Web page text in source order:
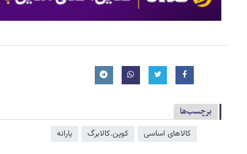
برچسب‌ها
کالاهای اساسی کوپن.کالابرگ یارانه